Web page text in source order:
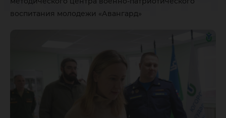
воспитания молодежи «Авангард»
центра